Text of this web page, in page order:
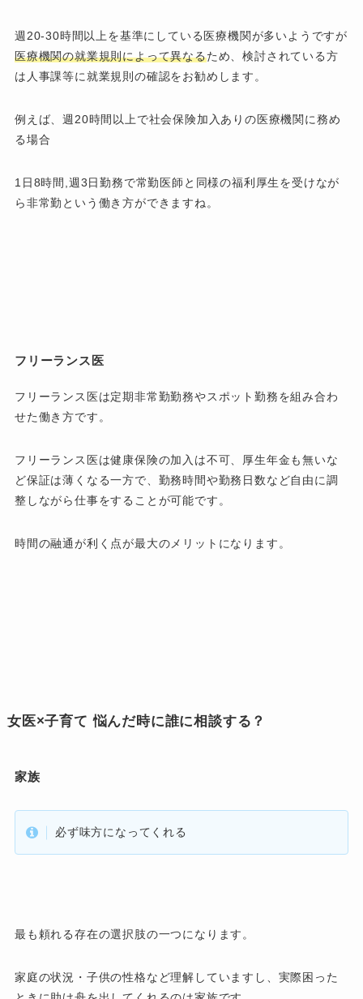
週20-30時間以上を基準にしている医療機関が多いようですが
医療機関の就業規則によって異なるため、検討されている方
は人事課等に就業規則の確認をお勧めします。
例えば、週20時間以上で社会保険加入ありの医療機関に務め
る場合
1日8時間,週3日勤務で常勤医師と同様の福利厚生を受けなが
ら非常勤という働き方ができますね。
フリーランス医
フリーランス医は定期非常勤勤務やスポット勤務を組み合わ
せた働き方です。
フリーランス医は健康保険の加入は不可、厚生年金も無いな
ど保証は薄くなる一方で、勤務時間や勤務日数など自由に調
整しながら仕事をすることが可能です。
時間の融通が利く点が最大のメリットになります。
女医×子育て 悩んだ時に誰に相談する？
家族
必ず味方になってくれる
最も頼れる存在の選択肢の一つになります。
家庭の状況・子供の性格など理解していますし、実際困った